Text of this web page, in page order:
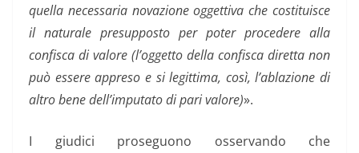
quella necessaria novazione oggettiva che costituisce
il naturale presupposto per poter procedere alla
confisca di valore (l’oggetto della confisca diretta non
può essere appreso e si legittima, così, l’ablazione di
altro bene dell’imputato di pari valore)».
I giudici proseguono osservando che